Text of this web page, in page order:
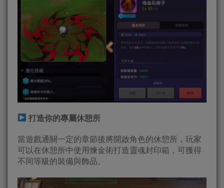
打造你的專屬休憩所
當遊戲通關一定的章節後將開啟角色的休憩所，玩家
可以在休憩所中使用煉金術打造靈魂封印箱，可獲得
不同等級的裝備與飾品。